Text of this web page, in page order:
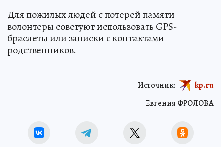
Для пожилых людей с потерей памяти
волонтеры советуют использовать GPS-
браслеты или записки с контактами
родственников.
Евгения ФРОЛОВА
Источник: kp.ru